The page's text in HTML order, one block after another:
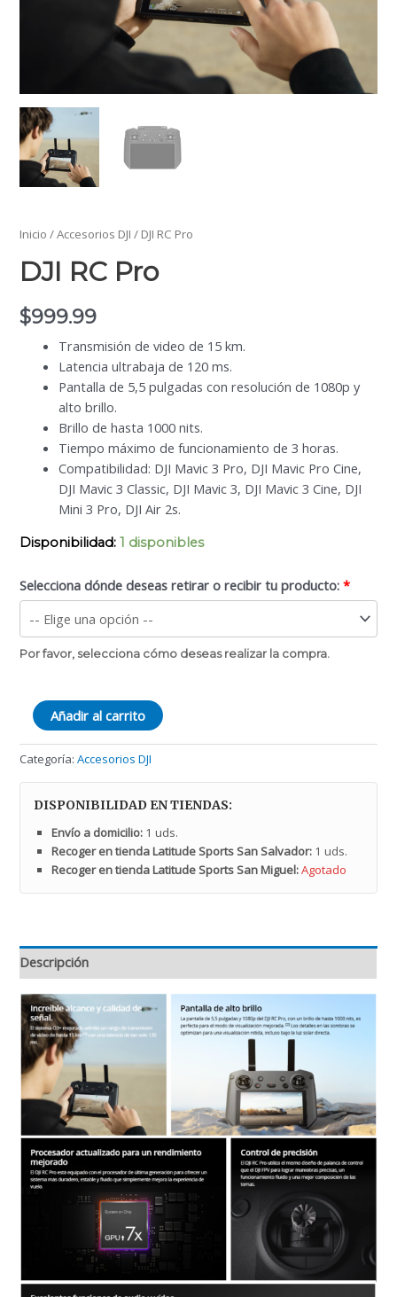
Inicio /Accesorios DJI / DJI RC Pro
DJI RC Pro
$999.99
Transmisión de video de 15 km.
Latencia ultrabaja de 120 ms.
Pantalla de 5,5 pulgadas con resolución de 1080p y
alto brillo.
Brillo de hasta 1000 nits.
Tiempo máximo de funcionamiento de 3 horas.
Compatibilidad: DJI Mavic 3 Pro, DJI Mavic Pro Cine,
DJI Mavic 3 Classic, DJI Mavic 3, DJI Mavic 3 Cine, DJI
Mini 3 Pro, DJI Air 2s.
Disponibilidad: 1 disponibles
Selecciona dónde deseas retirar o recibir tu producto:*
Por favor, selecciona cómo deseas realizar la compra.
DJI
Pro
cantidad
Añadir al carrito
Categoría:Accesorios DJI
DISPONIBILIDAD EN TIENDAS:
Envío a domicilio: 1 uds.
Recoger en tienda Latitude Sports San Salvador: 1 uds.
Recoger en tienda Latitude Sports San Miguel:Agotado
Descripción